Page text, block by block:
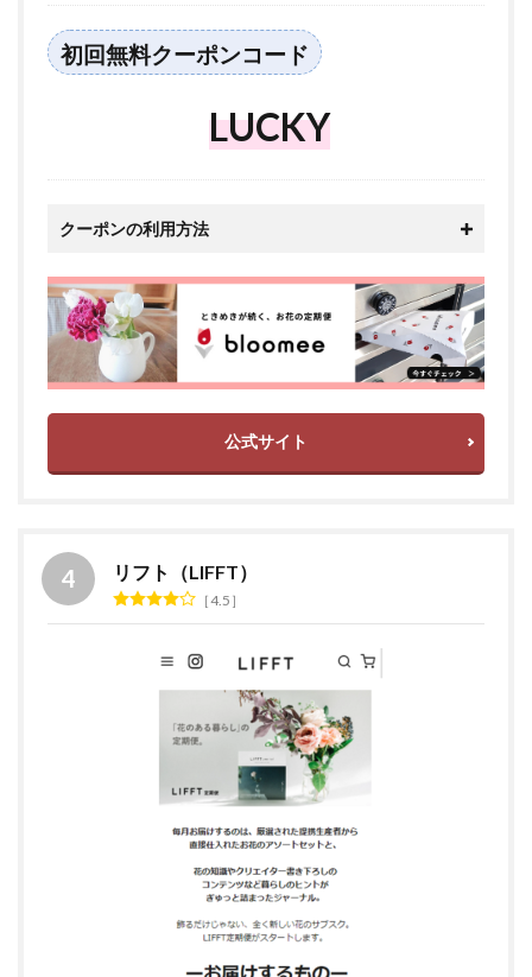
初回無料クーポンコード
LUCKY
クーポンの利用方法
公式サイト
リフト（LIFFT）
4.5